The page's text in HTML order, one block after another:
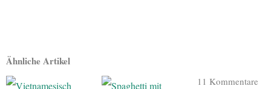
Ähnliche Artikel
11 Kommentare